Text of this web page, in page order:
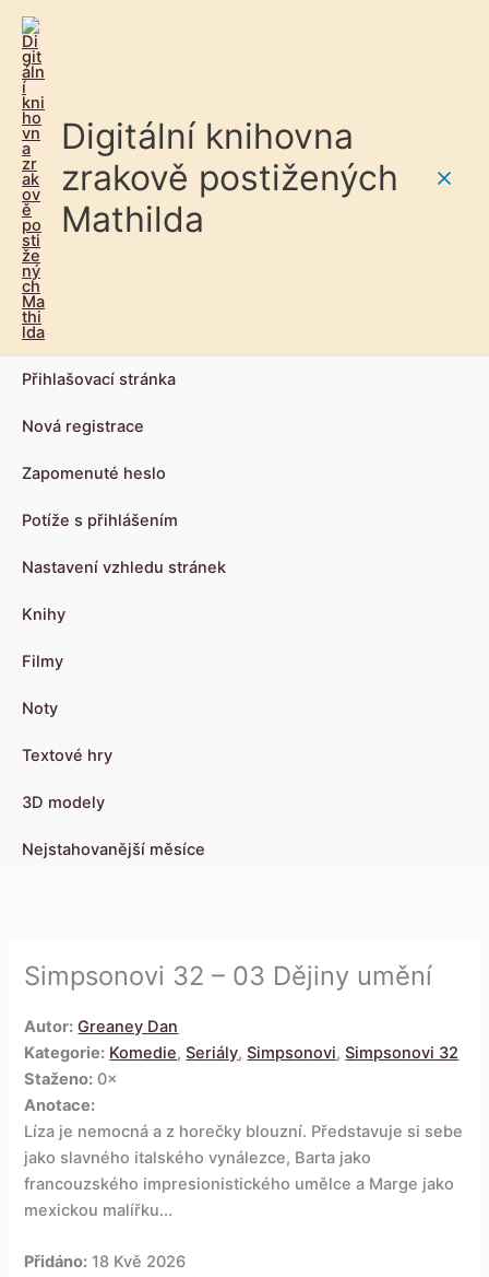
Digitální knihovna
zrakově postižených
Mathilda
Přihlašovací stránka
Nová registrace
Zapomenuté heslo
Potíže s přihlášením
Nastavení vzhledu stránek
Knihy
Filmy
Noty
Textové hry
3D modely
Nejstahovanější měsíce
Simpsonovi 32 – 03 Dějiny umění
Autor: Greaney Dan
Kategorie: Komedie,Seriály,Simpsonovi,Simpsonovi 32
Staženo: 0×
Anotace:
Líza je nemocná a z horečky blouzní. Představuje si sebe
jako slavného italského vynálezce, Barta jako
francouzského impresionistického umělce a Marge jako
mexickou malířku...
Přidáno: 18 Kvě 2026